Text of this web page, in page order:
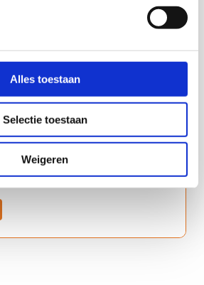
Alles toestaan
Selectie toestaan
Weigeren
Recruiter HR